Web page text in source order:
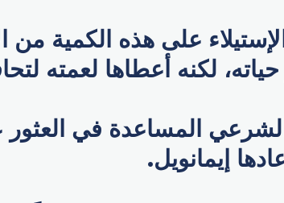
على هذه الكمية من
لكنه أعطاها لعمته
المساعدة في العثور
إيمانويل.